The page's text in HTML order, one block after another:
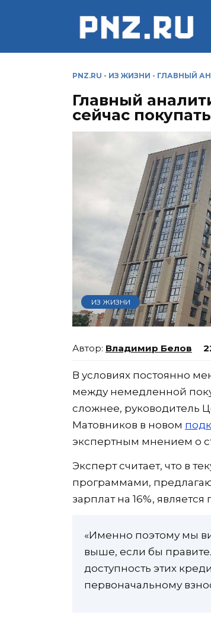
PNZ.RU - ИЗ ЖИЗНИ - ГЛАВНЫЙ
Главный
сейчас
ИЗ ЖИЗНИ
Владимир Белов
В условиях постоянно
между немедленной
сложнее, руководитель
Матовников в новом
экспертным мнением о
Эксперт считает, что в
программами,
зарплат на 16%,
«Именно поэтому мы
выше, если бы
доступность этих
первоначальному